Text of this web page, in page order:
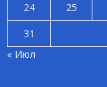
24
25
31
« Июл